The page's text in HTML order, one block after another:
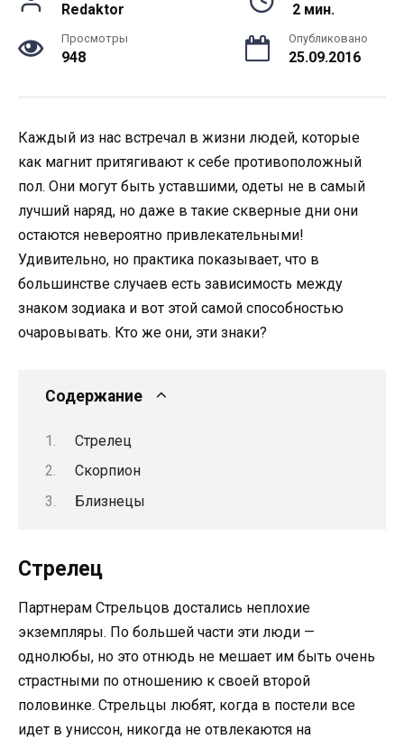
Redaktor 2 мин.
Просмотры
948
Опубликовано
25.09.2016
Каждый из нас встречал в жизни людей, которые
как магнит притягивают к себе противоположный
пол. Они могут быть уставшими, одеты не в самый
лучший наряд, но даже в такие скверные дни они
остаются невероятно привлекательными!
Удивительно, но практика показывает, что в
большинстве случаев есть зависимость между
знаком зодиака и вот этой самой способностью
очаровывать. Кто же они, эти знаки?
Содержание
Стрелец
Скорпион
Близнецы
Стрелец
Партнерам Стрельцов достались неплохие
экземпляры. По большей части эти люди —
однолюбы, но это отнюдь не мешает им быть очень
страстными по отношению к своей второй
половинке. Стрельцы любят, когда в постели все
идет в униссон, никогда не отвлекаются на